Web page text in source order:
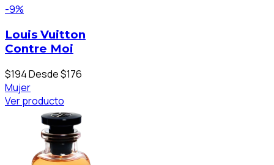
-9%
Louis Vuitton
Contre Moi
$194Desde $176
Mujer
Ver producto